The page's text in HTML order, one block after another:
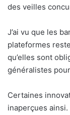
des veilles
J’ai vu que les
plateformes
qu’elles sont
généralistes
Certaines
inaperçues